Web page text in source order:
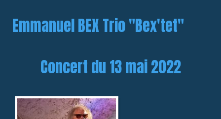
Emmanuel BEX Trio "Bex'tet"
Concert du 13 mai 2022